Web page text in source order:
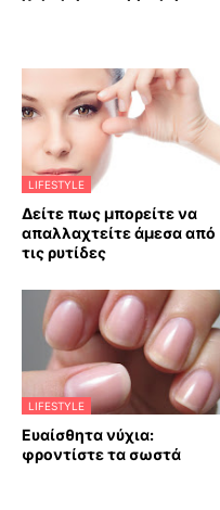
LIFESTYLE
Δείτε πως μπορείτε να
απαλλαχτείτε άμεσα από
τις ρυτίδες
LIFESTYLE
Ευαίσθητα νύχια:
φροντίστε τα σωστά